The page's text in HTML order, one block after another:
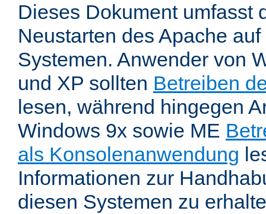
Dieses Dokument umfasst
Neustarten des Apache
Systemen. Anwender von
und XP sollten Betreiben
lesen, während hingegen
Windows 9x sowie ME
als Konsolenanwendung
Informationen zur
diesen Systemen zu